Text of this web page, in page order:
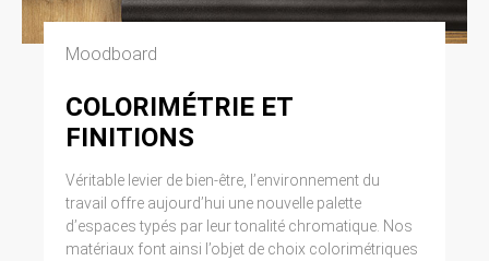
Moodboard
COLORIMÉTRIE ET
FINITIONS
Véritable levier de bien-être, l’environnement du
travail offre aujourd’hui une nouvelle palette
d’espaces typés par leur tonalité chromatique. Nos
matériaux font ainsi l’objet de choix colorimétriques